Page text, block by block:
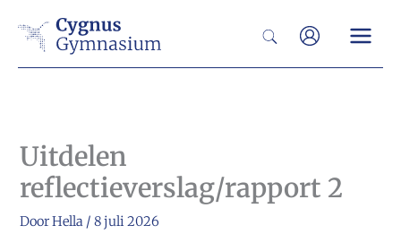
naar
Zoeken
Uitdelen
reflectieverslag/rapport 2
DoorHella /8 juli 2026